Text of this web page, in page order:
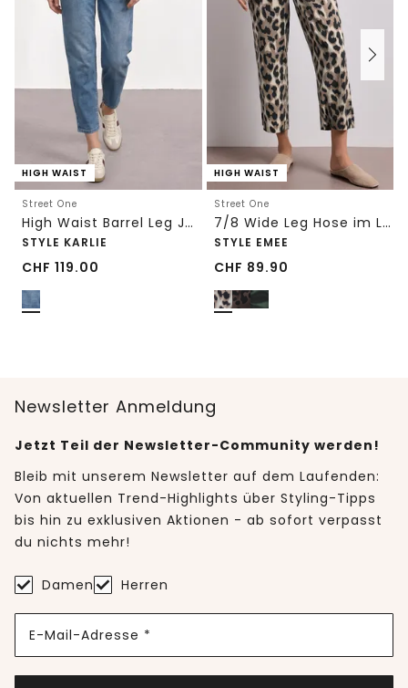
HIGH WAIST
Street One
High Waist Barrel Leg Jeans im Loose Fit
STYLE KARLIE
CHF 119.00
HIGH WAIST
Street One
7/8 Wide Leg Hose im Loose Fit mit Print
STYLE EMEE
CHF 89.90
Newsletter Anmeldung
Jetzt Teil der Newsletter-Community werden!
Bleib mit unserem Newsletter auf dem Laufenden:
Von aktuellen Trend-Highlights über Styling-Tipps
bis hin zu exklusiven Aktionen - ab sofort verpasst
du nichts mehr!
Damen Herren
E-Mail-Adresse *